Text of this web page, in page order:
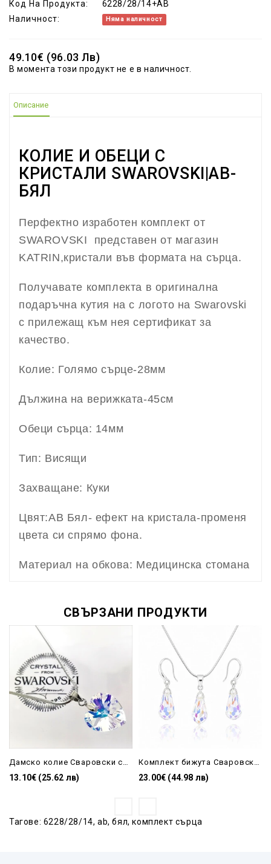
Код На Продукта:
6228/28/14+AB
Наличност:
Няма наличност
49.10€ (96.03 Лв)
В момента този продукт не е в наличност.
Описание
КОЛИЕ И ОБЕЦИ С
КРИСТАЛИ SWAROVSKI|AB-
БЯЛ
Перфектно изработен комплект от
SWAROVSKI представен от магазин
KATRIN,кристали във формата на сърцa.
Получавате комплекта в оригинална
подаръчна кутия на с логото на Swarovski
с прилежащ към нея сертификат за
качество.
Колие: Голямо сърце-28мм
Дължина на верижката-45см
Обеци сърца: 14мм
Тип: Висящи
Захващане: Куки
Цвят:AB Бял- ефект на кристала-променя
цвета си спрямо фона.
Материал на обкова: Медицинска стомана
СВЪРЗАНИ ПРОДУКТИ
13.10€ (25.62 лв) 23.00€ (44.98 лв)
Тагове: 6228/28/14,ab,бял,комплект сърца